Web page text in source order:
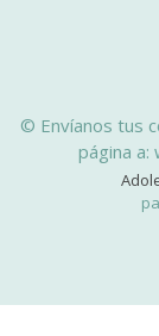
© Envíanos tus
página a: